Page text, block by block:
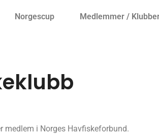
Norgescup Medlemmer /
medlem i Norges Havfiskeforbund.